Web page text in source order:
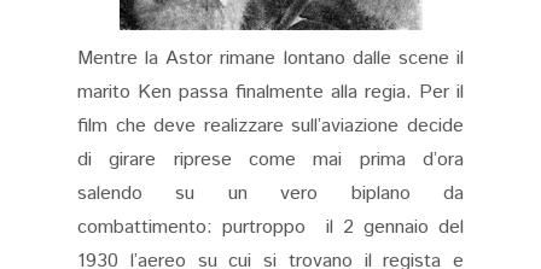
Mentre la Astor rimane lontano dalle scene il
marito Ken passa finalmente alla regia. Per il
film che deve realizzare sull’aviazione decide
di girare riprese come mai prima d’ora
salendo su un vero biplano da
combattimento: purtroppo il 2 gennaio del
1930 l’aereo su cui si trovano il regista e